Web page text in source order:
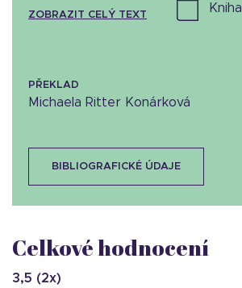
ZOBRAZIT CELÝ TEXT
kniha
PŘEKLAD
Michaela Ritter Konárková
BIBLIOGRAFICKÉ ÚDAJE
Celkové hodnocení
3,5 (2x)